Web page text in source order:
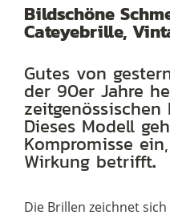
Bildschöne
Cateyebrille,
Gutes von
der 90er Jahre
zeitgenössischen
Dieses Modell
Kompromisse
Wirkung betrifft.
Die Brillen zeichnet